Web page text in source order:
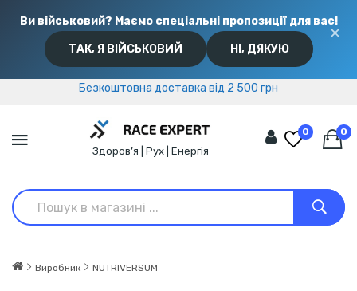
Ви військовий? Маємо спеціальні пропозиції для вас!
ТАК, Я ВІЙСЬКОВИЙ НІ, ДЯКУЮ
✕
Безкоштовна доставка від 2 500 грн
Безкоштовна доставка від 2 500 грн
Здоров’я | Рух | Енергія
0 0
Виробник NUTRIVERSUM